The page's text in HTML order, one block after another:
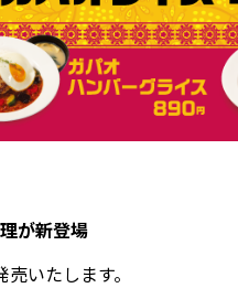
が新登場
いたします。